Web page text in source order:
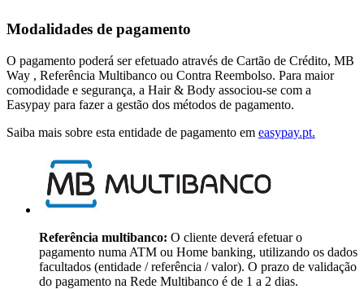
Modalidades de pagamento
O pagamento poderá ser efetuado através de Cartão de Crédito, MB
Way , Referência Multibanco ou Contra Reembolso. Para maior
comodidade e segurança, a Hair & Body associou-se com a
Easypay para fazer a gestão dos métodos de pagamento.
Saiba mais sobre esta entidade de pagamento em easypay.pt.
Referência multibanco: O cliente deverá efetuar o
pagamento numa ATM ou Home banking, utilizando os dados
facultados (entidade / referência / valor). O prazo de validação
do pagamento na Rede Multibanco é de 1 a 2 dias.